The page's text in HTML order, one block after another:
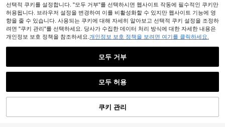
54% 할인!
선택적 쿠키를 설정합니다. "모두 거부"를 선택하시면 웹사이트 작동에 필수적인 쿠키만
허용됩니다. 브라우저 설정을 변경하여 이를 비활성화할 수 있지만 웹사이트 기능에 영
향을 줄 수 있습니다. 사용되는 쿠키에 대해 자세히 알아보고 선택적 쿠키 설정을 조정하
려면 "쿠키 관리"를 선택하세요. 당사가 수집한 데이터 처리 방식에 대한 자세한 내용은
개인정보 보호 정책을 참조하세요. 개인정보 보호 정책을 보려면 여기를 클릭하세요.
모두 거부
모두 허용
쿠키 관리